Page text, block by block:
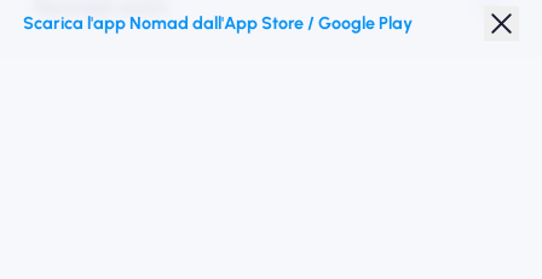
Scarica l'app Nomad dall'App Store / Google Play